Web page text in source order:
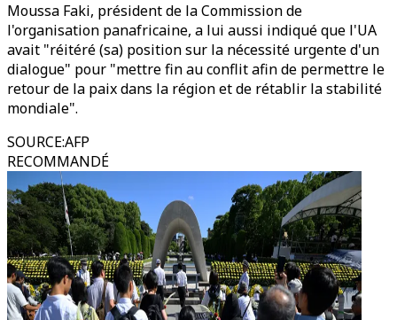
Moussa Faki, président de la Commission de
l'organisation panafricaine, a lui aussi indiqué que l'UA
avait "réitéré (sa) position sur la nécessité urgente d'un
dialogue" pour "mettre fin au conflit afin de permettre le
retour de la paix dans la région et de rétablir la stabilité
mondiale".
SOURCE:AFP
RECOMMANDÉ